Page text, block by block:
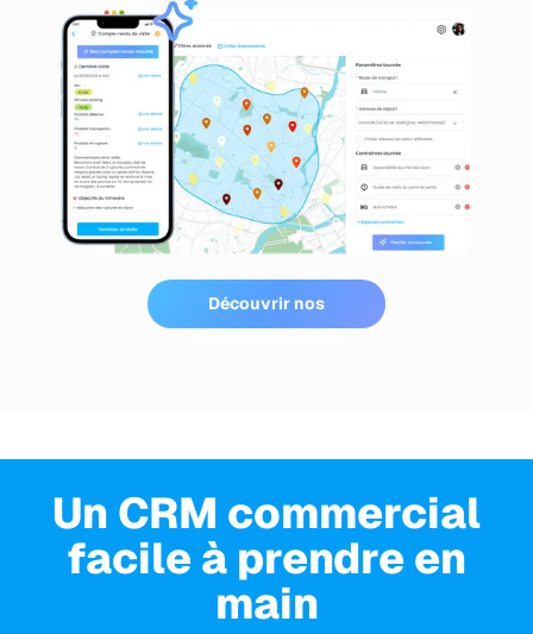
Découvrir nos
Un CRM commercial
facile à prendre en
main